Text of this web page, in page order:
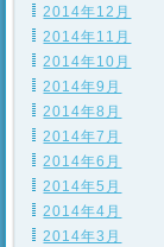
2014年12月
2014年11月
2014年10月
2014年9月
2014年8月
2014年7月
2014年6月
2014年5月
2014年4月
2014年3月